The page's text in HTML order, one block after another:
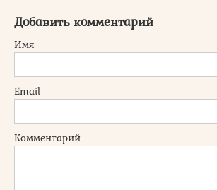
Добавить комментарий
Имя
Email
Комментарий